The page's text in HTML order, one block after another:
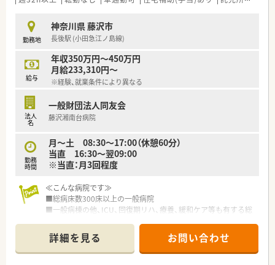
勤務地
神奈川県 藤沢市
長後駅 (小田急江ノ島線)
給与
年収350万円～450万円
月給233,310円～
※経験、就業条件により異なる
法人
名
一般財団法人同友会
藤沢湘南台病院
勤務
時間
月～土 08:30～17:00（休憩60分）
当直 16:30～翌09:00
※当直：月3回程度
≪こんな病院です≫
■総病床数300床以上の一般病院
■一般病棟の他、ICU、回復期リハ、療養、緩和ケア等も有する総
■薬剤師は20名弱在籍しています
■臨床はもちろん、教育・研修や臨床研究にも積極的に取り組ん
でいます
詳細を見る お問い合わせ